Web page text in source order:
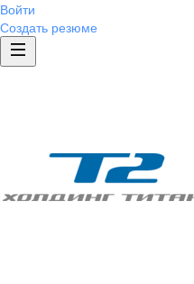
Войти
Создать резюме